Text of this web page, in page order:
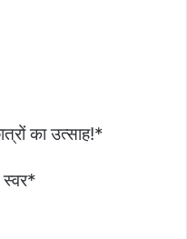
का उत्साह!*